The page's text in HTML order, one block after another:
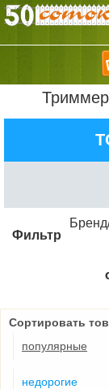
Фильтр
Сортировать
популярные
недорогие